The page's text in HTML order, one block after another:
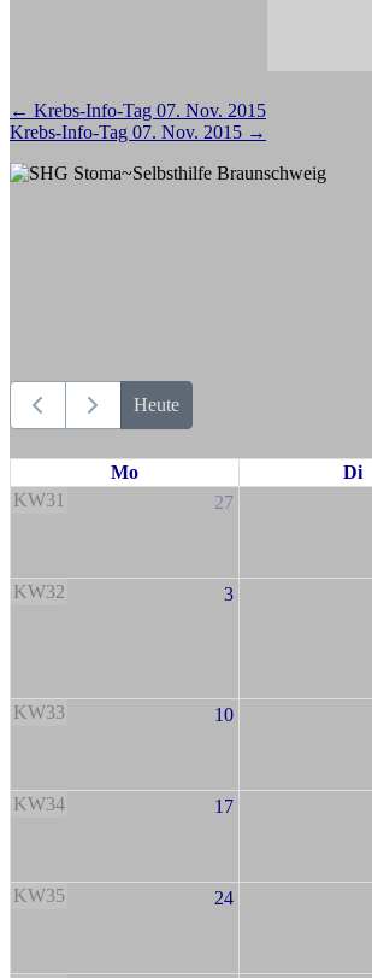
Beitragsnavigation
← Krebs-Info-Tag 07. Nov. 2015
Krebs-Info-Tag 07. Nov. 2015 →
Heute
Mo Di
KW31
27
KW32 3
KW33 10
KW34 17
KW35 24